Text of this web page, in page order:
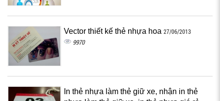
Vector thiết kế thẻ nhựa hoa 27/06/2013
9970
In thẻ nhựa làm thẻ giữ xe, nhận in thẻ